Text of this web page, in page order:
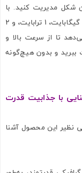
شکل مدیریت کنید. با
داشتن استوریج‌های SSD به ظرفیت‌های 512 گیگابایت، 1 ترابایت، و 2
تا از سرعت بالا و
ببرید و بدون هیچ‌گونه
با جذابیت قدرت
نظیر این محصول آشنا